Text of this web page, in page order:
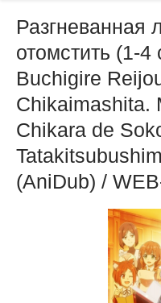
Разгневанная
отомстить (1-4
Buchigire
Chikaimashita.
Chikara de
(AniDub) /